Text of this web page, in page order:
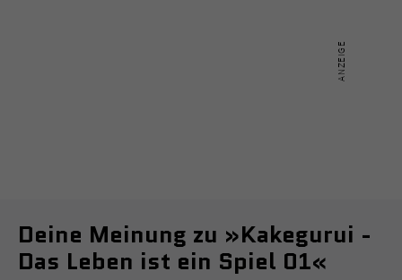
Deine Meinung zu »Kakegurui -
Das Leben ist ein Spiel 01«